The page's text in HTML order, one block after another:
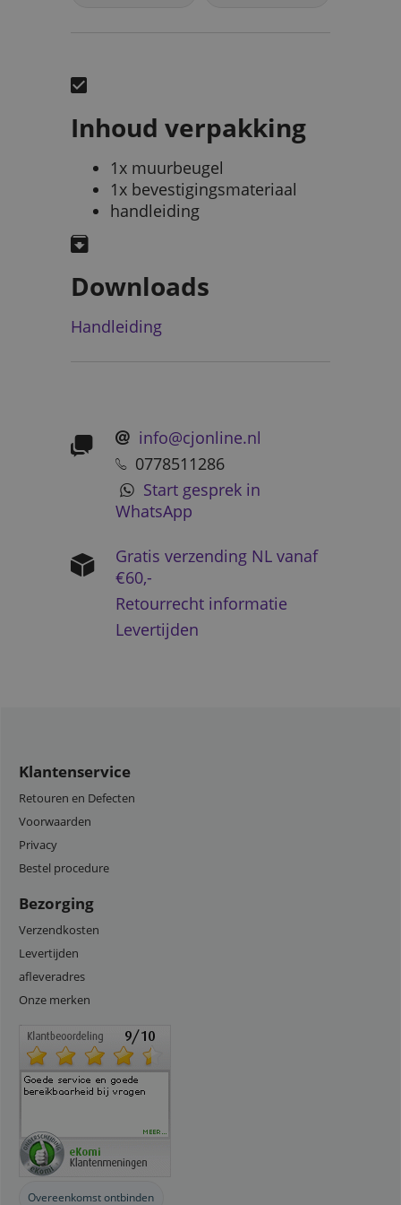
Inhoud verpakking
1x muurbeugel
1x bevestigingsmateriaal
handleiding
Downloads
Handleiding
info@cjonline.nl
0778511286
Start gesprek in
WhatsApp
Gratis verzending NL vanaf
€60,-
Retourrecht informatie
Levertijden
Klantenservice
Retouren en Defecten
Voorwaarden
Privacy
Bestel procedure
Bezorging
Verzendkosten
Levertijden
afleveradres
Onze merken
Overeenkomst ontbinden